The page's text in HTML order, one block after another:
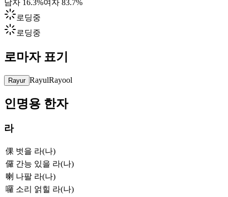
남자 16.3%여자 83.7%
로딩중
로딩중
로마자 표기
Rayur RayulRayool
인명용 한자
라
倮 벗을 라(나)
儸 간능 있을 라(나)
喇 나팔 라(나)
囉 소리 얽힐 라(나)